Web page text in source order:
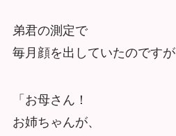
弟君の測定で
毎月顔を出していたのですが
「お母さん！
お姉ちゃんが、